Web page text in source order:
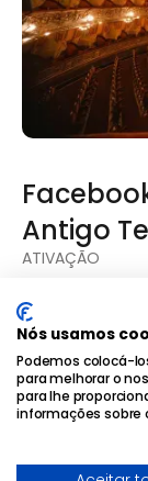
Antigo
ATIVAÇÃO
Nós usamos
Podemos colocá-
para melhorar o
para lhe
informações sobre